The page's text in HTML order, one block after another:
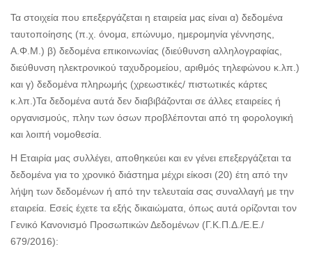
Τα στοιχεία που επεξεργάζεται η εταιρεία μας είναι α) δεδομένα
ταυτοποίησης (π.χ. όνομα, επώνυμο, ημερομηνία γέννησης,
Α.Φ.Μ.) β) δεδομένα επικοινωνίας (διεύθυνση αλληλογραφίας,
διεύθυνση ηλεκτρονικού ταχυδρομείου, αριθμός τηλεφώνου κ.λπ.)
και γ) δεδομένα πληρωμής (χρεωστικές/ πιστωτικές κάρτες
κ.λπ.)Τα δεδομένα αυτά δεν διαβιβάζονται σε άλλες εταιρείες ή
οργανισμούς, πλην των όσων προβλέπονται από τη φορολογική
και λοιπή νομοθεσία.
Η Εταιρία μας συλλέγει, αποθηκεύει και εν γένει επεξεργάζεται τα
δεδομένα για το χρονικό διάστημα μέχρι είκοσι (20) έτη από την
λήψη των δεδομένων ή από την τελευταία σας συναλλαγή με την
εταιρεία. Εσείς έχετε τα εξής δικαιώματα, όπως αυτά ορίζονται τον
Γενικό Κανονισμό Προσωπικών Δεδομένων (Γ.Κ.Π.Δ./Ε.Ε./
679/2016):